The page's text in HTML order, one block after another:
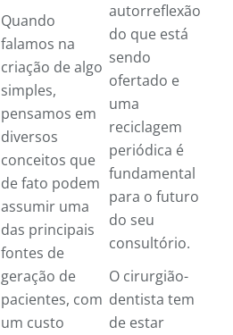
Quando
falamos na
criação de algo
simples,
pensamos em
diversos
conceitos que
de fato podem
assumir uma
das principais
fontes de
geração de
pacientes, com
um custo
autorreflexão
do que está
sendo
ofertado e
uma
reciclagem
periódica é
fundamental
para o futuro
do seu
consultório.
O cirurgião-
dentista tem
de estar